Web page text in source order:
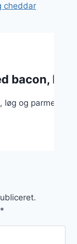
cheddar
bacon, løg
løg og
*